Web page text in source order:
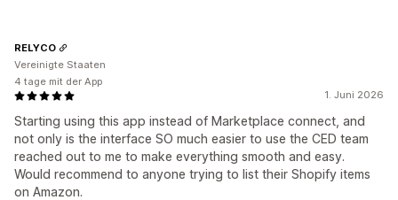
1. Juni 2026
Starting using this app instead of Marketplace connect, and
not only is the interface SO much easier to use the CED team
reached out to me to make everything smooth and easy.
Would recommend to anyone trying to list their Shopify items
on Amazon.
RELYCO
Vereinigte Staaten
4 tage mit der App